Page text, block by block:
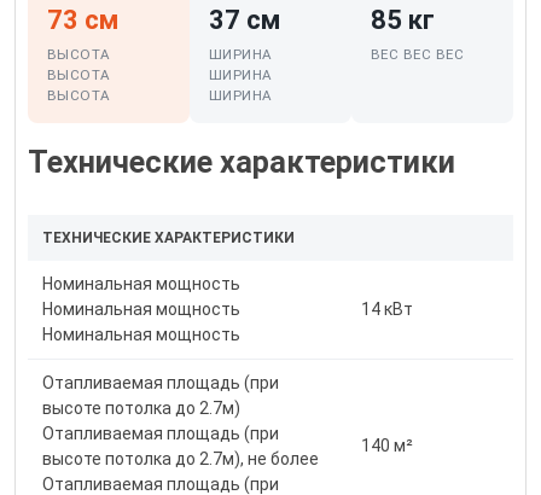
73 см
ВЫСОТА
ВЫСОТА
ВЫСОТА
37 см
ШИРИНА
ШИРИНА
ШИРИНА
85 кг
ВЕС ВЕС ВЕС
Технические характеристики
ТЕХНИЧЕСКИЕ ХАРАКТЕРИСТИКИ
Номинальная мощность
Номинальная мощность
Номинальная мощность
14 кВт
Отапливаемая площадь (при
высоте потолка до 2.7м)
Отапливаемая площадь (при
высоте потолка до 2.7м), не более
Отапливаемая площадь (при
140 м²